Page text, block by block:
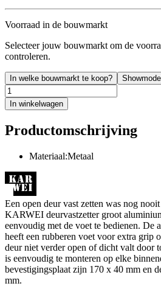
Voorraad in de bouwmarkt
Selecteer jouw bouwmarkt om de
controleren.
In welke bouwmarkt te koop?
In winkelwagen
Productomschrijving
Materiaal:Metaal
Een open deur vast zetten was nog
KARWEI deurvastzetter groot
eenvoudig met de voet te bedienen. De
heeft een rubberen voet voor extra grip
deur niet verder open of dicht valt door
is eenvoudig te monteren op elke
bevestigingsplaat zijn 170 x 40 mm en
mm.